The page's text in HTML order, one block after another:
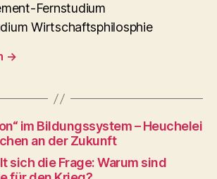
Fernstudium
Wirtschaftsphilosphie
→
im Bildungssystem – Heuchelei
an der Zukunft
sich die Frage: Warum sind